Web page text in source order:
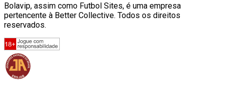
Bolavip, assim como Futbol Sites, é uma empresa
pertencente à Better Collective. Todos os direitos
reservados.